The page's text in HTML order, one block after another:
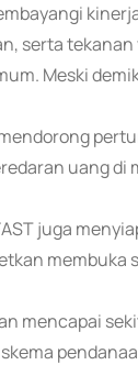
serta
Meski
uang di
juga
membuka
mencapai